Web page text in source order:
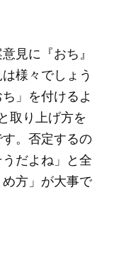
見に『おち』
様々でしょう
」を付けるよ
取り上げ方を
。否定するの
だよね」と全
方」が大事で